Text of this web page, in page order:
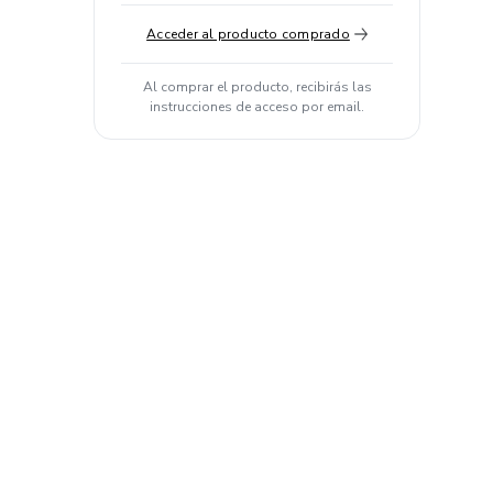
Acceder al producto comprado
Al comprar el producto, recibirás las
instrucciones de acceso por email.